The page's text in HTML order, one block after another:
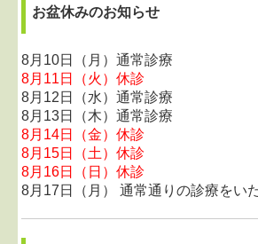
認知症相談
求人案内
コラム
地図、交通案内
リンク集
お盆休みのお知らせ
8月10日（月）通常診療
8月11日（火）休診
8月12日（水）通常診療
8月13日（木）通常診療
8月14日（金）休診
8月15日（土）休診
8月16日（日）休診
8月17日（月） 通常通りの診療をい